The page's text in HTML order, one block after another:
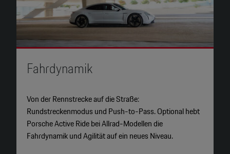
Fahrdynamik
Von der Rennstrecke auf die Straße:
Rundstreckenmodus und Push-to-Pass. Optional hebt
Porsche Active Ride bei Allrad-Modellen die
Fahrdynamik und Agilität auf ein neues Niveau.
2